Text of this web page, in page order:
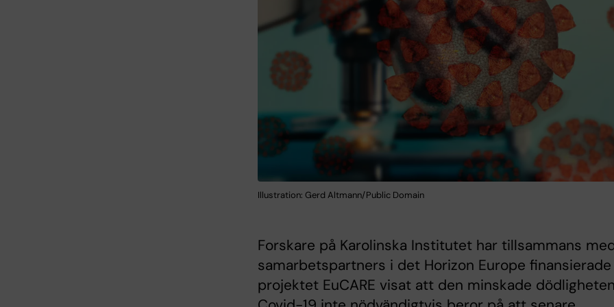
Illustration: Gerd Altmann/Public Domain
Forskare på Karolinska Institutet har tillsammans
samarbetspartners i det Horizon Europe finansierade
projektet EuCARE visat att den minskade